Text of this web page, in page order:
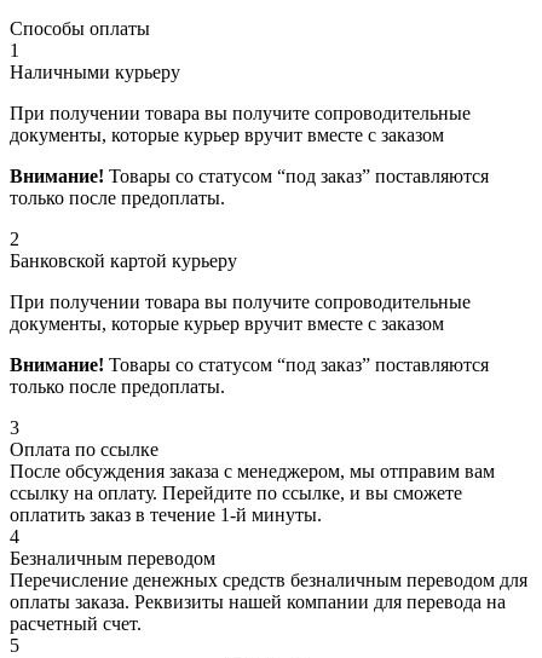
Способы оплаты
1
Наличными курьеру
При получении товара вы получите сопроводительные
документы, которые курьер вручит вместе с заказом
Внимание! Товары со статусом “под заказ” поставляются
только после предоплаты.
2
Банковской картой курьеру
При получении товара вы получите сопроводительные
документы, которые курьер вручит вместе с заказом
Внимание! Товары со статусом “под заказ” поставляются
только после предоплаты.
3
Оплата по ссылке
После обсуждения заказа с менеджером, мы отправим вам
ссылку на оплату. Перейдите по ссылке, и вы сможете
оплатить заказ в течение 1-й минуты.
4
Безналичным переводом
Перечисление денежных средств безналичным переводом для
оплаты заказа. Реквизиты нашей компании для перевода на
расчетный счет.
5